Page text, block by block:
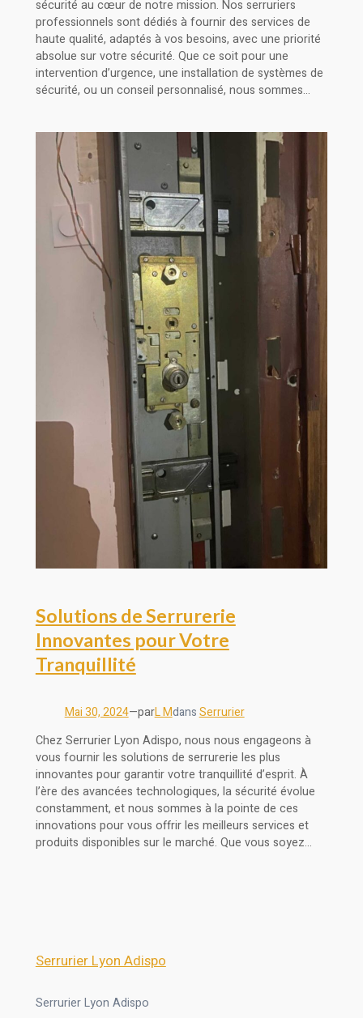
sécurité au cœur de notre mission. Nos serruriers
professionnels sont dédiés à fournir des services de
haute qualité, adaptés à vos besoins, avec une priorité
absolue sur votre sécurité. Que ce soit pour une
intervention d’urgence, une installation de systèmes de
sécurité, ou un conseil personnalisé, nous sommes…
Solutions de Serrurerie
Innovantes pour Votre
Tranquillité
Mai 30, 2024—parL MdansSerrurier
Chez Serrurier Lyon Adispo, nous nous engageons à
vous fournir les solutions de serrurerie les plus
innovantes pour garantir votre tranquillité d’esprit. À
l’ère des avancées technologiques, la sécurité évolue
constamment, et nous sommes à la pointe de ces
innovations pour vous offrir les meilleurs services et
produits disponibles sur le marché. Que vous soyez…
Serrurier Lyon Adispo
Serrurier Lyon Adispo